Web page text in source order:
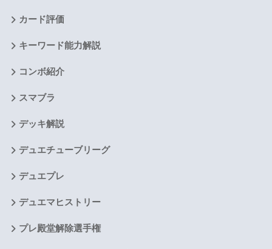
カード評価
キーワード能力解説
コンボ紹介
スマブラ
デッキ解説
デュエチューブリーグ
デュエプレ
デュエマヒストリー
プレ殿堂解除選手権